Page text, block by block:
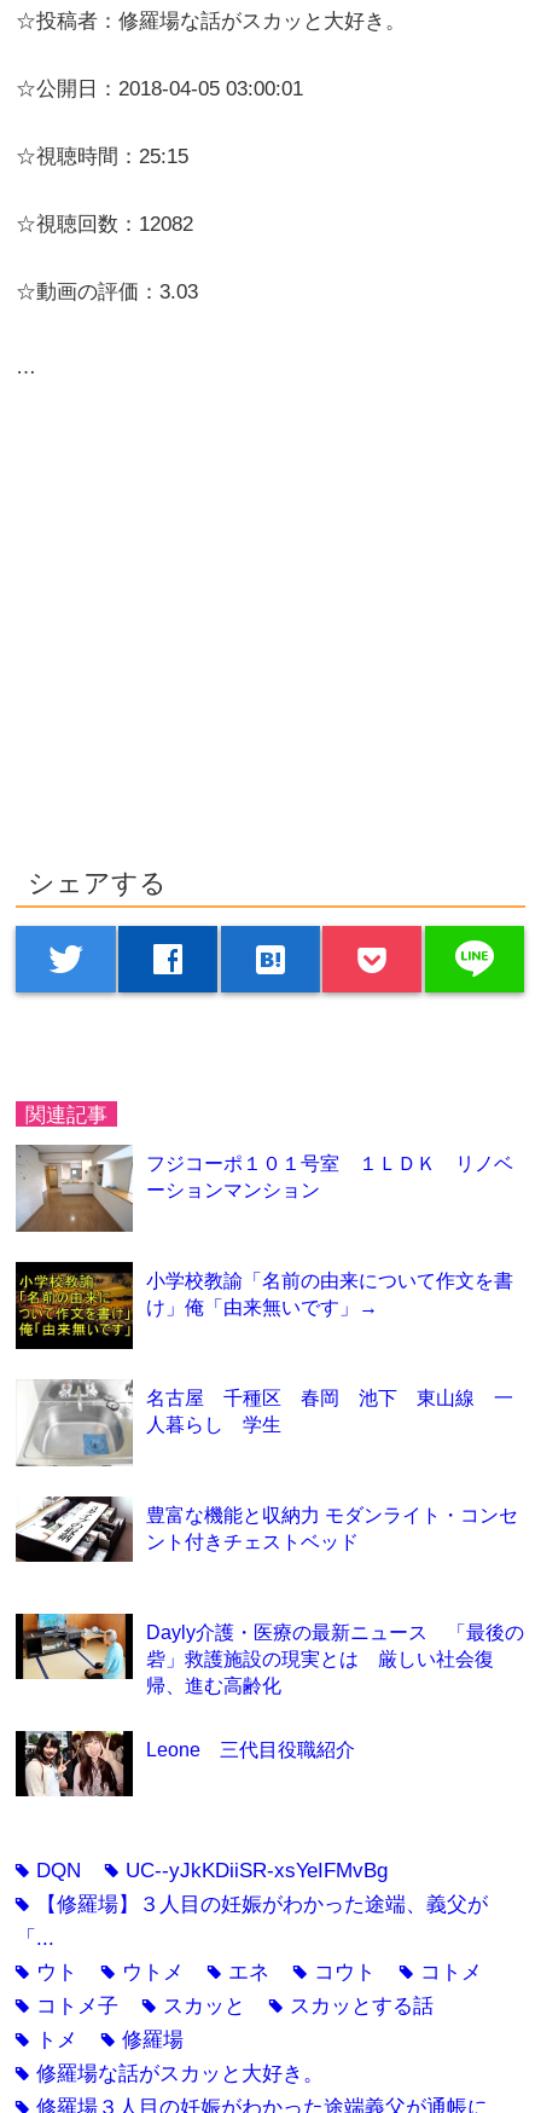
☆投稿者：修羅場な話がスカッと大好き。
☆公開日：2018-04-05 03:00:01
☆視聴時間：25:15
☆視聴回数：12082
☆動画の評価：3.03
…
シェアする
twitter facebook hatenabookmark line
関連記事
フジコーポ１０１号室 １ＬＤＫ リノベ
ーションマンション
小学校教諭「名前の由来について作文を書
け」俺「由来無いです」→
名古屋 千種区 春岡 池下 東山線 一
人暮らし 学生
豊富な機能と収納力 モダンライト・コンセ
ント付きチェストベッド
Dayly介護・医療の最新ニュース 「最後の
砦」救護施設の現実とは 厳しい社会復
帰、進む高齢化
Leone 三代目役職紹介
tag DQN tag UC--yJkKDiiSR-xsYeIFMvBg
tag
【修羅場】３人目の妊娠がわかった途端、義父が
「...
tag ウト tag ウトメ tag エネ tag コウト tag コトメ
tag コトメ子 tag スカッと tag スカッとする話
tag トメ tag修羅場
tag修羅場な話がスカッと大好き。
tag修羅場３人目の妊娠がわかった途端義父が通帳に